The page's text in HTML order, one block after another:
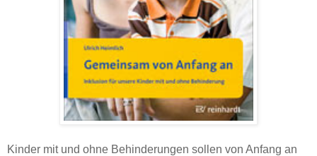
Kinder mit und ohne Behinderungen sollen von Anfang an